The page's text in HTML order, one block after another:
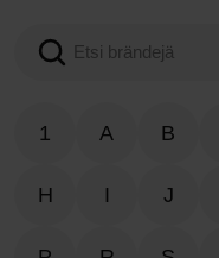
1 A B
H I J